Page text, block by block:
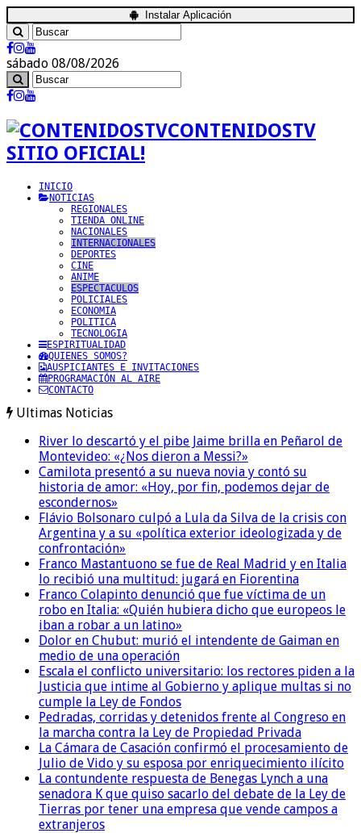
Instalar Aplicación
sábado 08/08/2026
CONTENIDOSTV
SITIO OFICIAL!
INICIO
NOTICIAS
REGIONALES
TIENDA ONLINE
NACIONALES
INTERNACIONALES
DEPORTES
CINE
ANIME
ESPECTACULOS
POLICIALES
ECONOMIA
POLITICA
TECNOLOGIA
ESPIRITUALIDAD
QUIENES SOMOS?
AUSPICIANTES E INVITACIONES
PROGRAMACIÓN AL AIRE
CONTACTO
Ultimas Noticias
River lo descartó y el pibe Jaime brilla en Peñarol de
Montevideo: «¿Nos dieron a Messi?»
Camilota presentó a su nueva novia y contó su
historia de amor: «Hoy, por fin, podemos dejar de
escondernos»
Flávio Bolsonaro culpó a Lula da Silva de la crisis con
Argentina y a su «política exterior ideologizada y de
confrontación»
Franco Mastantuono se fue de Real Madrid y en Italia
lo recibió una multitud: jugará en Fiorentina
Franco Colapinto denunció que fue víctima de un
robo en Italia: «Quién hubiera dicho que europeos le
iban a robar a un latino»
Dolor en Chubut: murió el intendente de Gaiman en
medio de una operación
Escala el conflicto universitario: los rectores piden a la
Justicia que intime al Gobierno y aplique multas si no
cumple la Ley de Fondos
Pedradas, corridas y detenidos frente al Congreso en
la marcha contra la Ley de Propiedad Privada
La Cámara de Casación confirmó el procesamiento de
Julio de Vido y su esposa por enriquecimiento ilícito
La contundente respuesta de Benegas Lynch a una
senadora K que quiso sacarlo del debate de la Ley de
Tierras por tener una empresa que vende campos a
extranjeros